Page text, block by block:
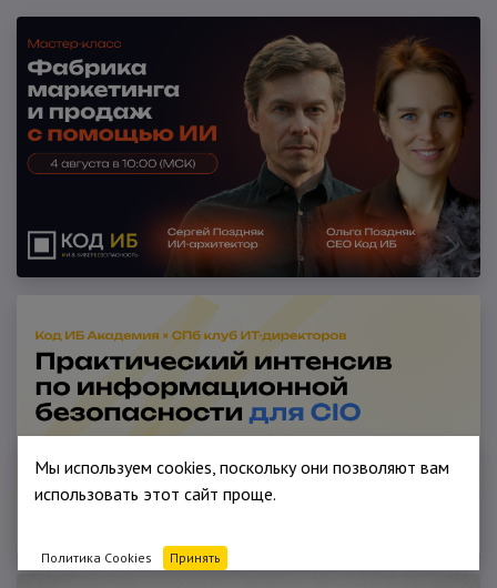
Мы используем cookies, поскольку они позволяют вам
использовать этот сайт проще.
Политика Cookies Принять